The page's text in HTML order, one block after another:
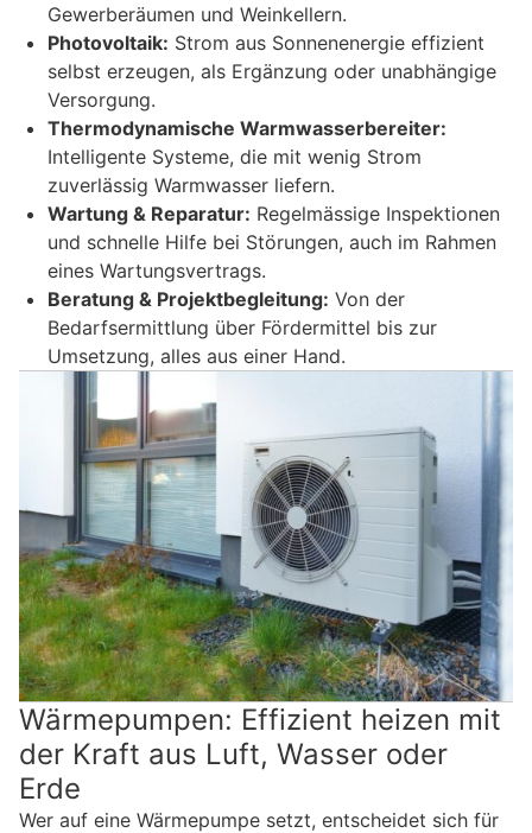
Gewerberäumen und Weinkellern.
Photovoltaik: Strom aus Sonnenenergie effizient
selbst erzeugen, als Ergänzung oder unabhängige
Versorgung.
Thermodynamische Warmwasserbereiter:
Intelligente Systeme, die mit wenig Strom
zuverlässig Warmwasser liefern.
Wartung & Reparatur: Regelmässige Inspektionen
und schnelle Hilfe bei Störungen, auch im Rahmen
eines Wartungsvertrags.
Beratung & Projektbegleitung: Von der
Bedarfsermittlung über Fördermittel bis zur
Umsetzung, alles aus einer Hand.
Wärmepumpen: Effizient heizen mit
der Kraft aus Luft, Wasser oder
Erde
Wer auf eine Wärmepumpe setzt, entscheidet sich für